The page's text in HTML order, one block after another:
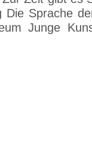
Sprache
Junge